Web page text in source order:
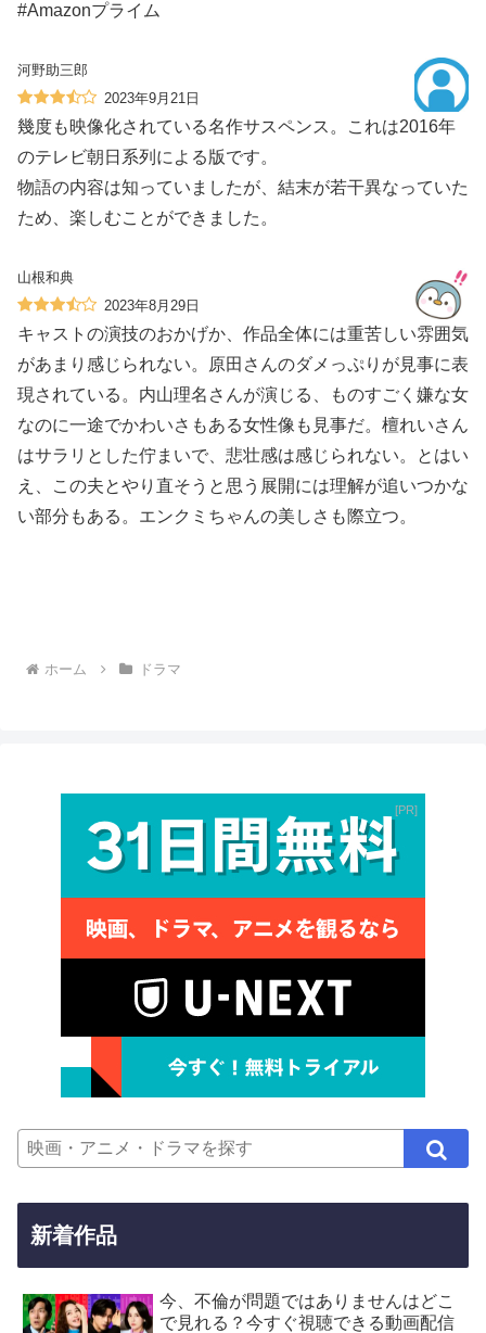
#Amazonプライム
河野助三郎
2023年9月21日
幾度も映像化されている名作サスペンス。これは2016年
のテレビ朝日系列による版です。
物語の内容は知っていましたが、結末が若干異なっていた
ため、楽しむことができました。
山根和典
2023年8月29日
キャストの演技のおかげか、作品全体には重苦しい雰囲気
があまり感じられない。原田さんのダメっぷりが見事に表
現されている。内山理名さんが演じる、ものすごく嫌な女
なのに一途でかわいさもある女性像も見事だ。檀れいさん
はサラリとした佇まいで、悲壮感は感じられない。とはい
え、この夫とやり直そうと思う展開には理解が追いつかな
い部分もある。エンクミちゃんの美しさも際立つ。
ホーム ドラマ
PR
新着作品
今、不倫が問題ではありませんはどこ
で見れる？今すぐ視聴できる動画配信